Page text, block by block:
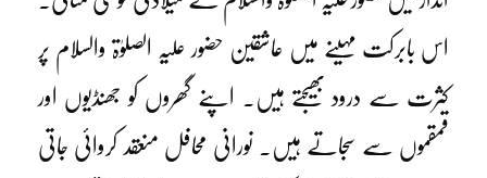
اس بابرکت مہینے میں عاشقین حضور علیہ الصلوٰۃ والسلام پر
کثرت سے درود بھیجتے ہیں۔ اپنے گھروں کو جھنڈیوں اور
قمقموں سے سجاتے ہیں۔ نورانی محافل منعقد کروائی جاتی